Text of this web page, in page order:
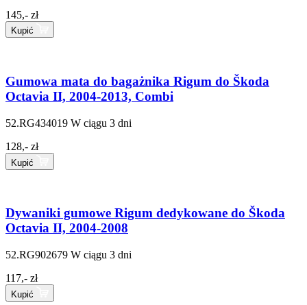
145,- zł
Kupić
Gumowa mata do bagażnika Rigum do Škoda
Octavia II, 2004-2013, Combi
52.RG434019 W ciągu 3 dni
128,- zł
Kupić
Dywaniki gumowe Rigum dedykowane do Škoda
Octavia II, 2004-2008
52.RG902679 W ciągu 3 dni
117,- zł
Kupić